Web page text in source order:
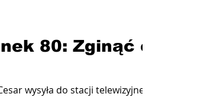
80: Zginąć od
wysyła do stacji telewizyjnej